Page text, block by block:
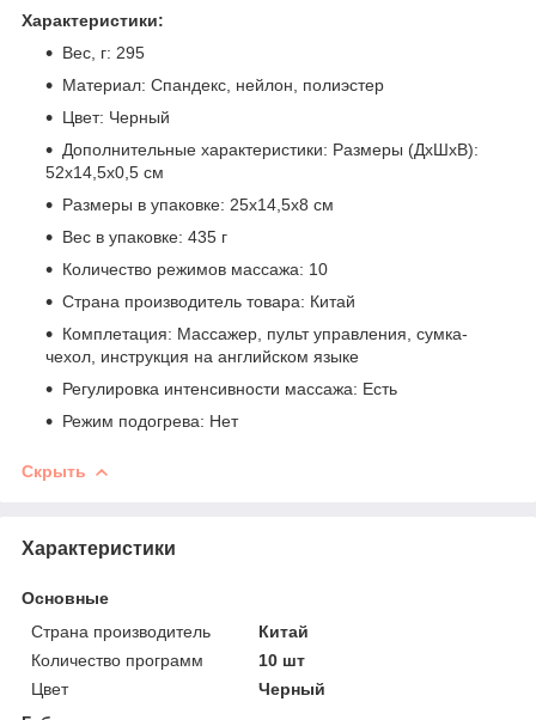
Характеристики:
Вес, г: 295
Материал: Спандекс, нейлон, полиэстер
Цвет: Черный
Дополнительные характеристики: Размеры (ДхШхВ):
52х14,5х0,5 см
Размеры в упаковке: 25х14,5х8 см
Вес в упаковке: 435 г
Количество режимов массажа: 10
Страна производитель товара: Китай
Комплетация: Массажер, пульт управления, сумка-
чехол, инструкция на английском языке
Регулировка интенсивности массажа: Есть
Режим подогрева: Нет
Скрыть
Характеристики
Основные
Страна производитель
Китай
Количество программ
10 шт
Цвет
Черный